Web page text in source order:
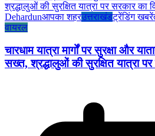
Dehardunआपका शहरउत्तराखंडट्रेंडिंग खबरें
वायरल
चारधाम यात्रा मार्गों पर सुरक्षा और
सख्त, श्रद्धालुओं की सुरक्षित यात्रा